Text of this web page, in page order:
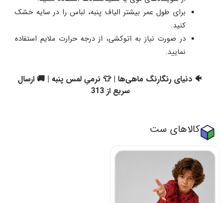
برای طول عمر بیشتر الیاف پنبه، لباس را در سایه خشک
کنید.
در صورت نیاز به اتوکشی، از درجه حرارت ملایم استفاده
نمایید.
🐠 دنیای رنگارنگ ماهی‌ها | 👕 نرمیِ لمس پنبه | 🚚 ارسال
سریع از 313
کالاهای ست